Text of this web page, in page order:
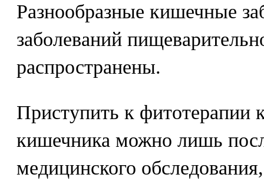
Разнообразные кишечные
заболеваний
распространены.
Приступить к фитотерапии
кишечника можно лишь
медицинского